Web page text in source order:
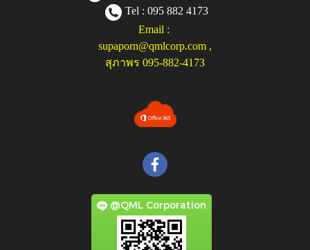
Tel : 095 882 4173
Email :
supaporn@qmlcorp.com ,
สุภาพร 095-882-4173
@QML Corporation